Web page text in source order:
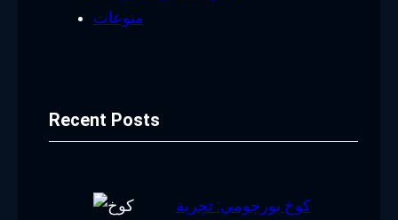
منوعات
Recent Posts
كوخ بورجومي: تجربة